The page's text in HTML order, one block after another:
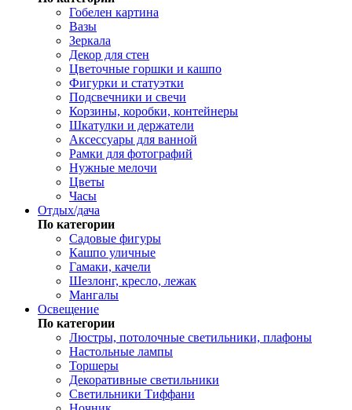
Гобелен картина
Вазы
Зеркала
Декор для стен
Цветочные горшки и кашпо
Фигурки и статуэтки
Подсвечники и свечи
Корзины, коробки, контейнеры
Шкатулки и держатели
Аксессуары для ванной
Рамки для фотографий
Нужные мелочи
Цветы
Часы
Отдых/дача
По категории
Садовые фигуры
Кашпо уличные
Гамаки, качели
Шезлонг, кресло, лежак
Мангалы
Освещение
По категории
Люстры, потолочные светильники, плафоны
Настольные лампы
Торшеры
Декоративные светильники
Светильники Тиффани